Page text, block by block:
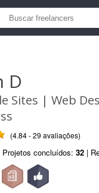
D
Sites | Web
(4.84 - 29 avaliações)
Projetos concluídos: 32 |